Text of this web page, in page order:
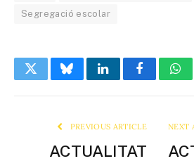
Segregació escolar
TwitterBlueskyLinkedInFacebook
PREVIOUS ARTICLE
ACTUALITAT
NEXT